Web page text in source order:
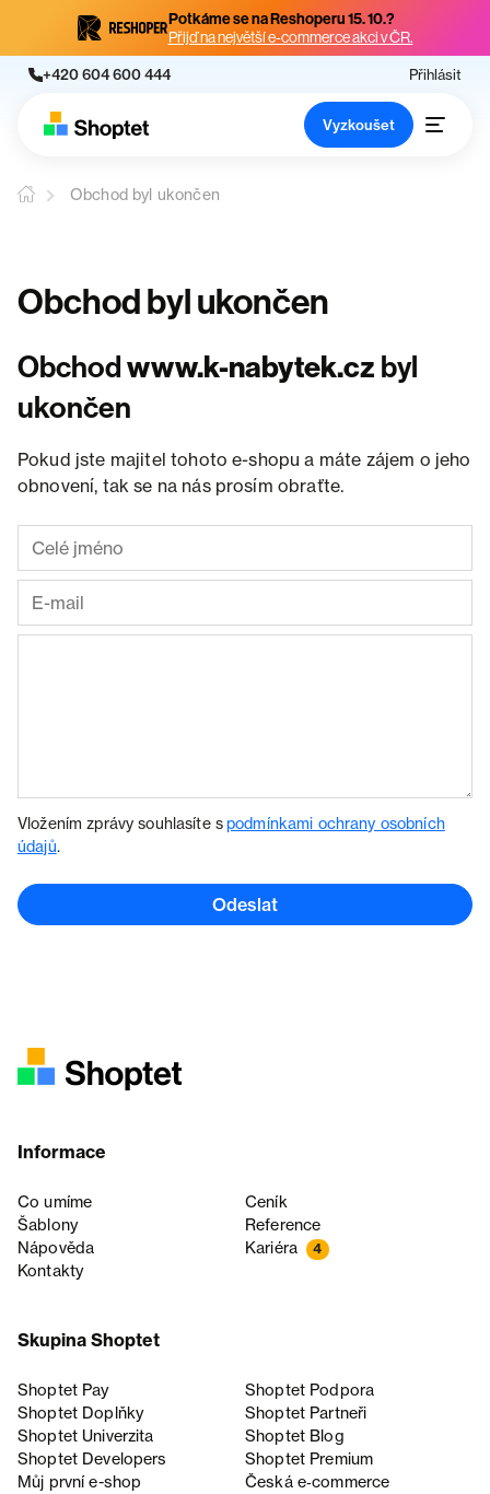
Potkáme se na Reshoperu 15. 10.?
Přijď na největší e-commerce akci v ČR.
+420 604 600 444 Přihlásit
Vyzkoušet
Obchod byl ukončen
Obchod byl ukončen
Obchodwww.k-nabytek.cz byl
ukončen
Pokud jste majitel tohoto e-shopu a máte zájem o jeho
obnovení, tak se na nás prosím obraťte.
Vložením zprávy souhlasíte spodmínkami ochrany osobních
údajů.
Odeslat
Informace
Co umíme
Ceník
Šablony
Reference
Nápověda
Kariéra 4
Kontakty
Skupina Shoptet
Shoptet Pay
Shoptet Podpora
Shoptet Doplňky
Shoptet Partneři
Shoptet Univerzita
Shoptet Blog
Shoptet Developers
Shoptet Premium
Můj první e-shop
Česká e‑commerce